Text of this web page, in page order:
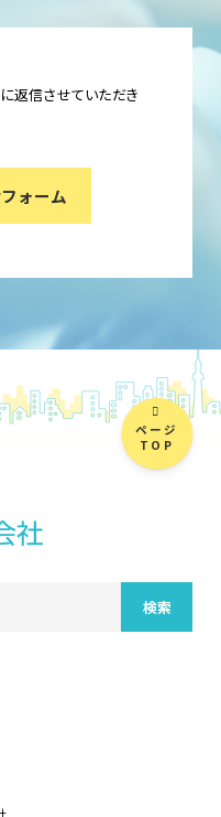
返信させていただき
ォーム
ページ
TOP